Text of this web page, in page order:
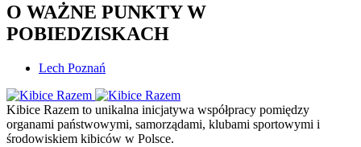
O WAŻNE PUNKTY W
POBIEDZISKACH
Lech Poznań
Kibice Razem to unikalna inicjatywa współpracy pomiędzy
organami państwowymi, samorządami, klubami sportowymi i
środowiskiem kibiców w Polsce.